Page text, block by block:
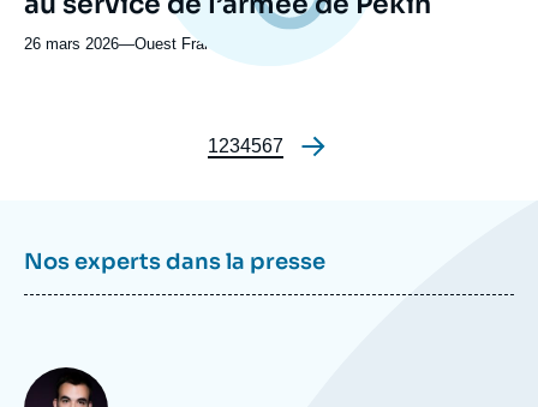
26 mars 2026—Nom
Ouest France
Pagination
Page
1Page
2Page
3Page
4Page
5Page
6Page
7
Nos experts dans la presse
Photo